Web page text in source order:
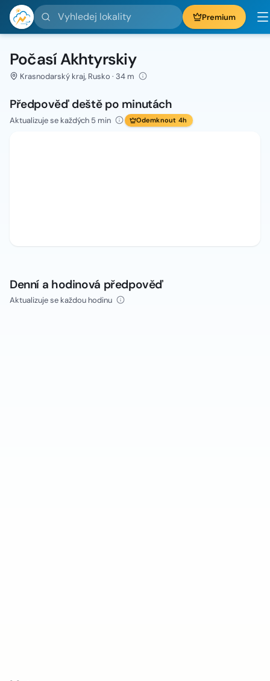
Vyhledej lokality Premium
Počasí Akhtyrskiy
Krasnodarský kraj, Rusko · 34 m
Předpověď deště po minutách
Aktualizuje se každých 5 min Odemknout 4h
Denní a hodinová předpověď
Aktualizuje se každou hodinu